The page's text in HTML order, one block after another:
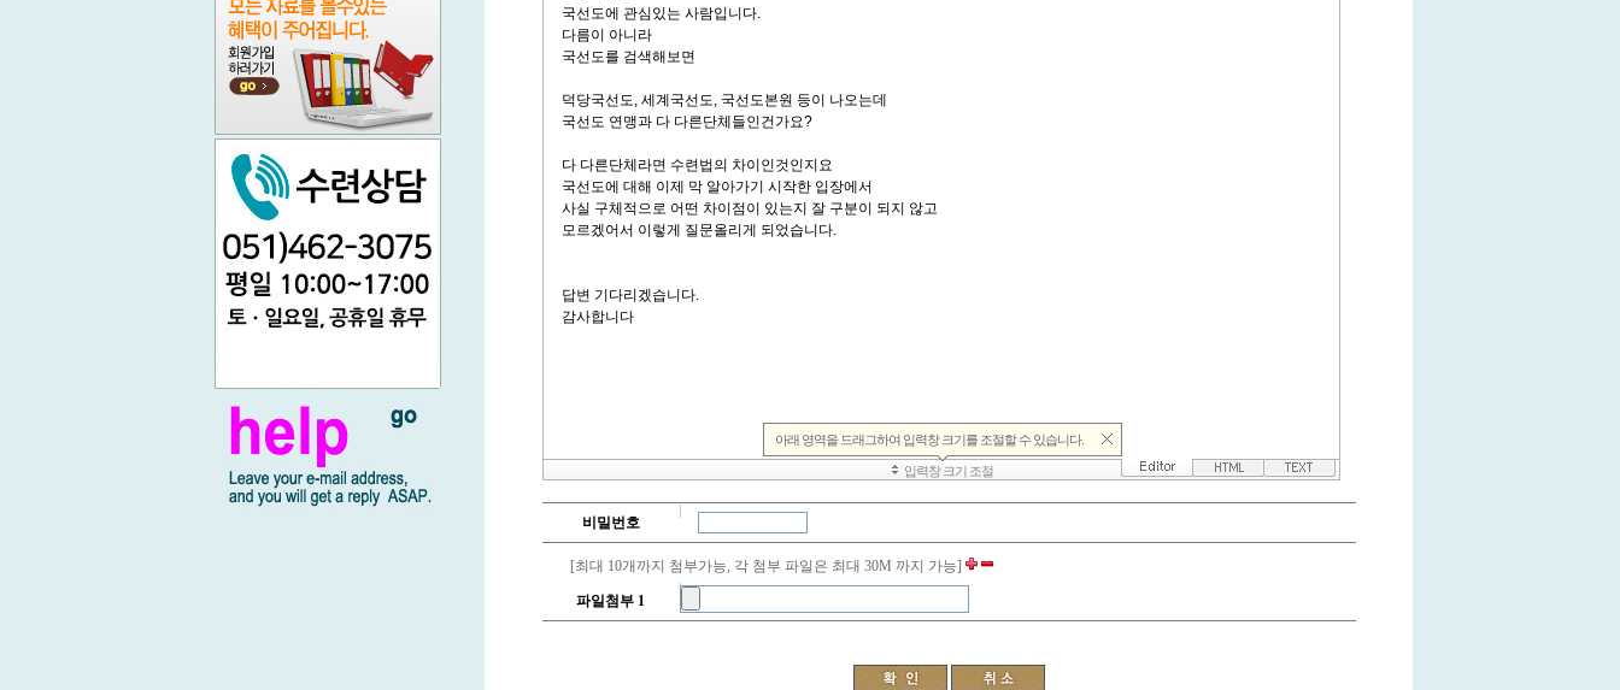
비밀번호
[최대 10개까지 첨부가능, 각 첨부 파일은 최대 30M 까지 가능]
파일첨부 1